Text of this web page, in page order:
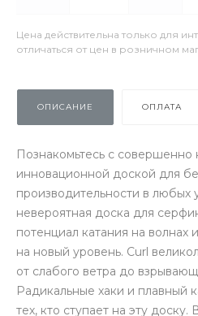
Цена действительна только для
отличаться от цен в розничном
ОПИСАНИЕ ОПЛАТА
Познакомьтесь с совершенно
инновационной доской для
производительности в любых
невероятная доска для
потенциал катания на
на новый уровень. Curl
от слабого ветра до
Радикальные хаки и плавный
тех, кто ступает на эту